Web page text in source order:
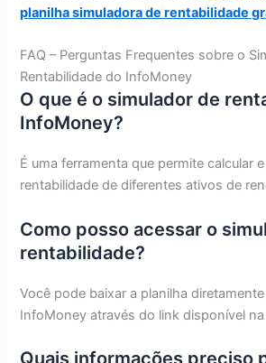
planilha simuladora de rentabilidade
FAQ – Perguntas Frequentes sobre o
Rentabilidade do InfoMoney
O que é o simulador de
InfoMoney?
É uma ferramenta que permite calcular
rentabilidade de diferentes ativos de
Como posso acessar o
rentabilidade?
Você pode baixar a planilha
InfoMoney através do link disponível na
Quais informações preciso